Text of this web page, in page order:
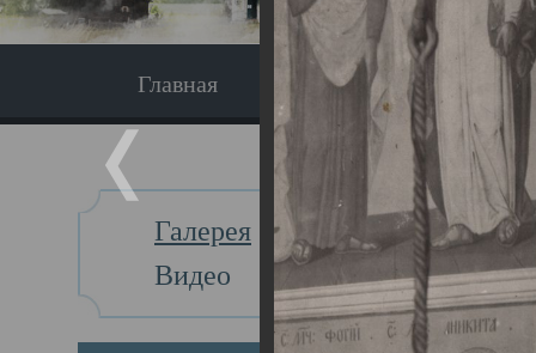
Главная Экскурсия
Галерея
Видео
Главная